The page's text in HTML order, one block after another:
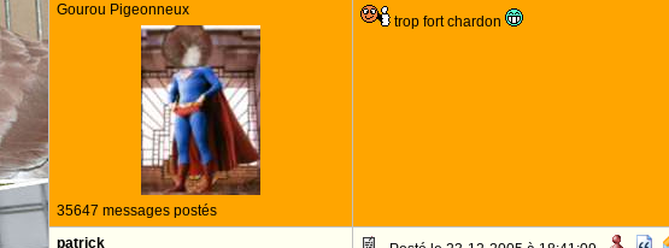
Gourou Pigeonneux
35647 messages postés
trop fort chardon
patrick